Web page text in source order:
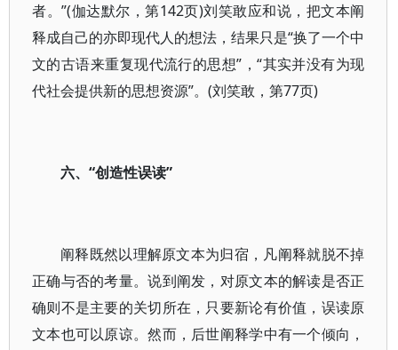
者。”(伽达默尔，第142页)刘笑敢应和说，把文本阐
释成自己的亦即现代人的想法，结果只是“换了一个中
文的古语来重复现代流行的思想”，“其实并没有为现
代社会提供新的思想资源”。(刘笑敢，第77页)
六、“创造性误读”
阐释既然以理解原文本为归宿，凡阐释就脱不掉
正确与否的考量。说到阐发，对原文本的解读是否正
确则不是主要的关切所在，只要新论有价值，误读原
文本也可以原谅。然而，后世阐释学中有一个倾向，